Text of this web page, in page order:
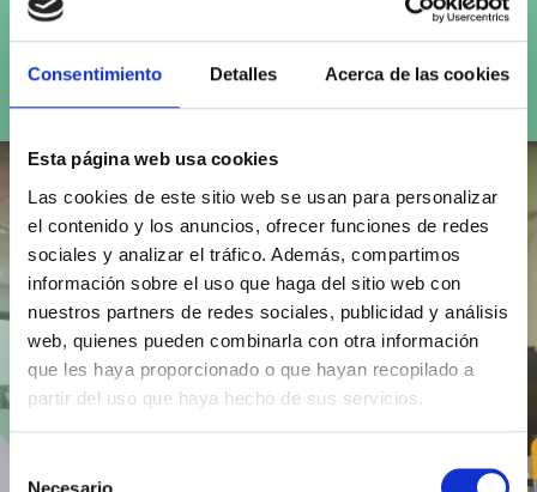
Consentimiento Detalles Acerca de las cookies
Esta página web usa cookies
Las cookies de este sitio web se usan para personalizar
el contenido y los anuncios, ofrecer funciones de redes
sociales y analizar el tráfico. Además, compartimos
información sobre el uso que haga del sitio web con
nuestros partners de redes sociales, publicidad y análisis
web, quienes pueden combinarla con otra información
que les haya proporcionado o que hayan recopilado a
partir del uso que haya hecho de sus servicios.
Necesario
EMAIL
info@organizacionesmenta.com